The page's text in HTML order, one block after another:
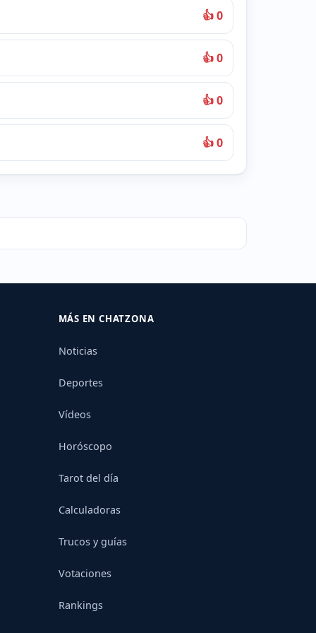
👍 0
👍 0
👍 0
👍 0
MÁS EN CHATZONA
Noticias
Deportes
Vídeos
Horóscopo
Tarot del día
Calculadoras
Trucos y guías
Votaciones
Rankings